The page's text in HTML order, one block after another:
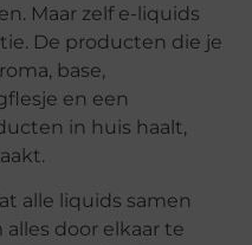
Maar zelf e-liquids
De producten die je
base,
en een
in huis haalt,
alle liquids samen
door elkaar te